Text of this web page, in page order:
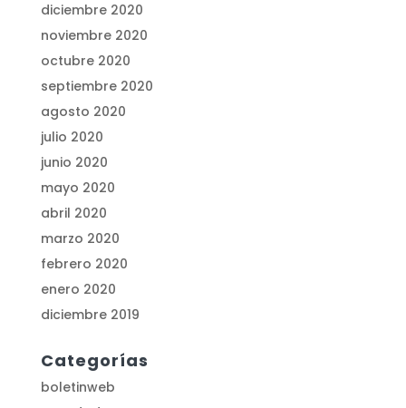
diciembre 2020
noviembre 2020
octubre 2020
septiembre 2020
agosto 2020
julio 2020
junio 2020
mayo 2020
abril 2020
marzo 2020
febrero 2020
enero 2020
diciembre 2019
Categorías
boletinweb